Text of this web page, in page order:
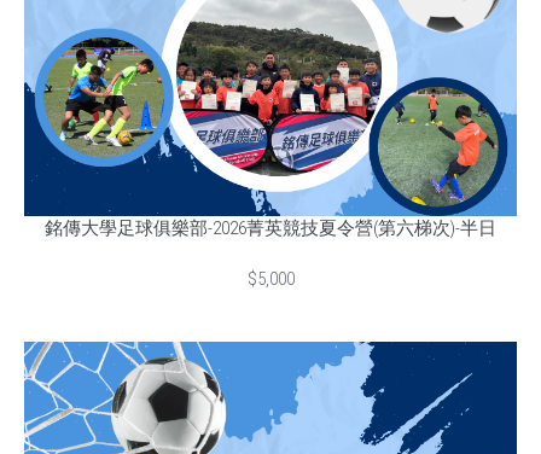
銘傳大學足球俱樂部-2026菁英競技夏令營(第六梯次)-半日
$5,000